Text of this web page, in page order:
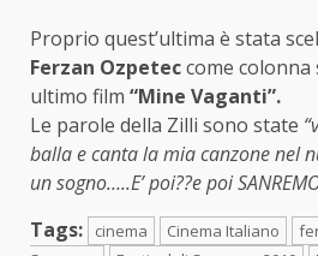
Proprio quest’ultima è stata
Ferzan Ozpeteccome
ultimo film “Mine Vaganti”.
Le parole della Zilli sono state
balla e canta la mia canzone nel
un sogno…..E’ poi??e poi
Tags:
cinema Cinema Italiano